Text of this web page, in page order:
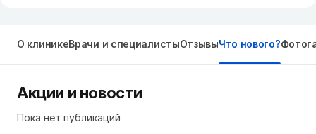
О клиникеВрачи и специалистыОтзывыЧто нового?
Акции и новости
Пока нет публикаций